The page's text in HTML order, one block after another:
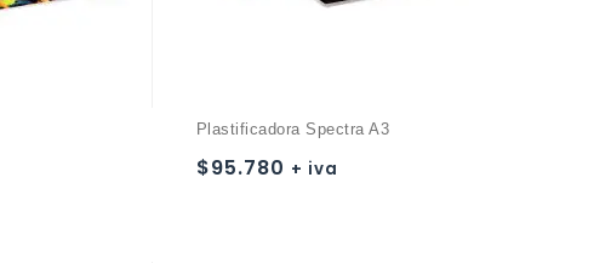
Plastificadora Spectra A3
$95.780 + iva